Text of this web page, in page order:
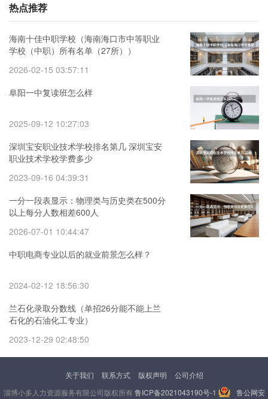
热点推荐
海南十佳中职学校（海南海口市中等职业
学校（中职）所有名单（27所））
2026-02-15 03:57:11
阜阳一中复读班怎么样
2025-09-12 10:27:03
深圳宝安职业技术学校排名第几 深圳宝安
职业技术学校学费多少
2023-09-16 04:39:31
一分一段表显示：物理类与历史类在500分
以上每分人数相差600人
2026-07-01 10:44:47
中职电商专业以后的就业前景怎么样？
2024-02-12 18:56:30
兰石化录取分数线（单招26分能不能上兰
石化的石油化工专业）
2023-12-29 02:48:50
关于我们 联系方式 版权声明
公司介绍
淄博小多人力资源服务有限公司版权所有鲁ICP备2021043190号-1
鲁公网安